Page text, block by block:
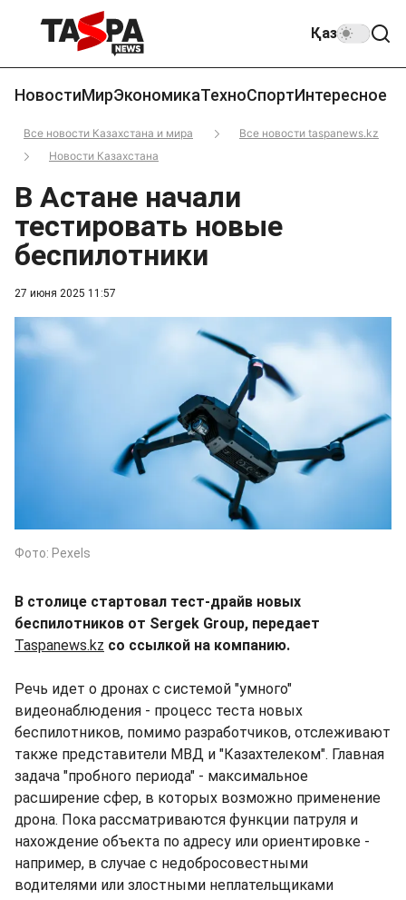
Қаз
НовостиМирЭкономикаТехноСпортИнтересное
Все новости Казахстана и мира
Все новости taspanews.kz
Новости Казахстана
27 июня 2025 11:57
В Астане начали
тестировать новые
беспилотники
Фото: Pexels
В столице стартовал тест-драйв новых
беспилотников от Sergek Group, передает
Taspanews.kz со ссылкой на компанию.
Речь идет о дронах с системой "умного"
видеонаблюдения - процесс теста новых
беспилотников, помимо разработчиков, отслеживают
также представители МВД и "Казахтелеком". Главная
задача "пробного периода" - максимальное
расширение сфер, в которых возможно применение
дрона. Пока рассматриваются функции патруля и
нахождение объекта по адресу или ориентировке -
например, в случае с недобросовестными
водителями или злостными неплательщиками